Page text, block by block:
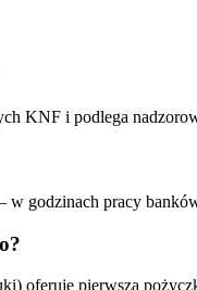
KNF i podlega
godzinach pracy
oferuje pierwszą